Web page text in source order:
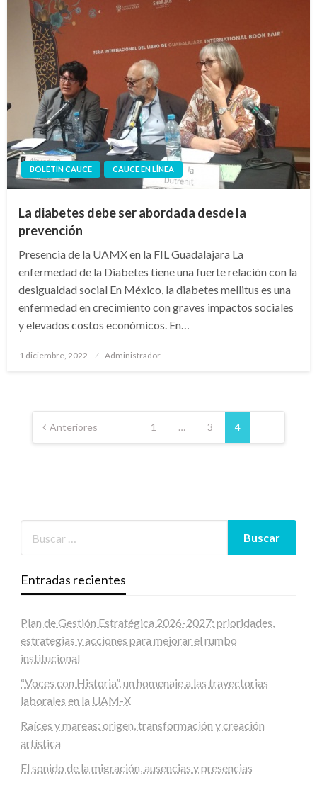
BOLETIN CAUCE CAUCE EN LÍNEA
La diabetes debe ser abordada desde la
prevención
Presencia de la UAMX en la FIL Guadalajara La
enfermedad de la Diabetes tiene una fuerte relación con la
desigualdad social En México, la diabetes mellitus es una
enfermedad en crecimiento con graves impactos sociales
y elevados costos económicos. En…
Publicado
1 diciembre, 2022 Administrador
Paginación
de
entradas
Anteriores 1 … 3 4
Entradas recientes
Plan de Gestión Estratégica 2026-2027: prioridades,
estrategias y acciones para mejorar el rumbo
institucional
“Voces con Historia”, un homenaje a las trayectorias
laborales en la UAM-X
Raíces y mareas: origen, transformación y creación
artística
El sonido de la migración, ausencias y presencias